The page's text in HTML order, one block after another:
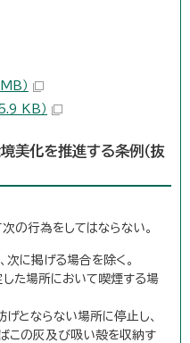
）
KB）
美化を推進する条例（抜
の行為をしてはならない。
次に掲げる場合を除く。
た場所において喫煙する場
とならない場所に停止し、
この灰及び吸い殻を収納す